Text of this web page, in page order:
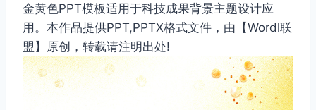
金黄色PPT模板适用于科技成果背景主题设计应
用。本作品提供PPT,PPTX格式文件，由【Wordl联
盟】原创，转载请注明出处!